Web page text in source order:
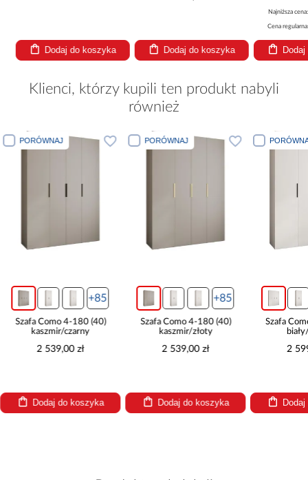
koszyka Dodaj do koszyka Dodaj do koszyka
Klienci, którzy kupili ten produkt nabyli
również
PORÓWNAJ
+85
Szafa Como 4-180 (40)
kaszmir/czarny
2 539,00 zł
Dodaj do koszyka
PORÓWNAJ
+85
Szafa Como 4-180 (40)
kaszmir/złoty
2 539,00 zł
Dodaj do koszyka
Szafa
2